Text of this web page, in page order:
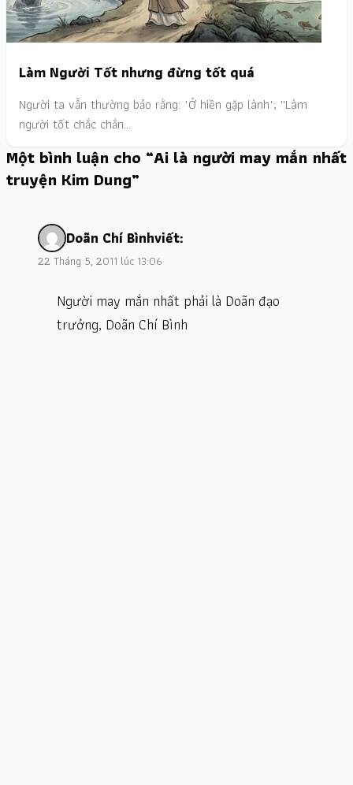
Làm Người Tốt nhưng đừng tốt quá
Người ta vẫn thường bảo rằng: "Ở hiền gặp lành"; ''Làm
người tốt chắc chắn…
Một bình luận cho “Ai là người may mắn nhất
truyện Kim Dung”
Doãn Chí Bìnhviết:
22 Tháng 5, 2011 lúc 13:06
Người may mắn nhất phải là Doãn đạo
trưởng, Doãn Chí Bình